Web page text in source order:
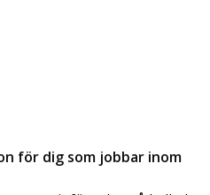
för dig som jobbar inom